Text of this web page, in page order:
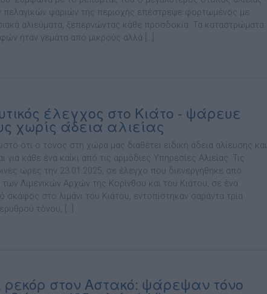
πελαγικών ψαριών της περιοχής επέστρεψε φορτωμένος με
αλιεύματα, ξεπερνώντας κάθε προσδοκία. Τα καταστρώματα
ήταν γεμάτα από μικρούς αλλά […]
έλεγχος στο Κιάτο - ψάρευε
χωρίς άδεια αλιείας
ότι ο τόνος στη χώρα μας διαθέτει ειδική άδεια αλίευσης και
για κάθε ένα καΐκι από τις αρμόδιες Υπηρεσίες Αλιείας. Τις
ώρες την 23.01.2025, σε έλεγχο που διενεργήθηκε από
Λιμενικών Αρχών της Κορίνθου και του Κιάτου, σε ένα
σκάφος στο λιμάνι του Κιάτου, εντοπίστηκαν σαράντα τρία
τόνου, […]
ρεκόρ στον Αστακό: ψάρεψαν τόνο